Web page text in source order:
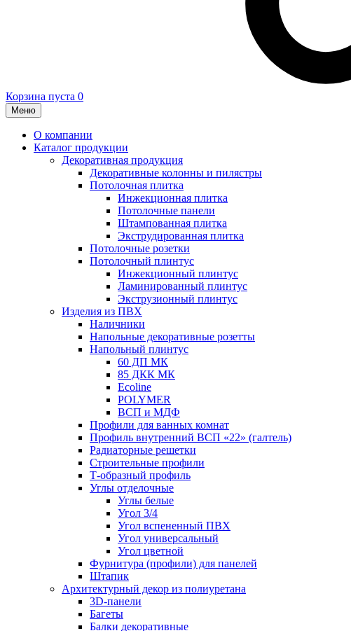
Корзина пуста 0
Меню
О компании
Каталог продукции
Декоративная продукция
Декоративные колонны и пилястры
Потолочная плитка
Инжекционная плитка
Потолочные панели
Штампованная плитка
Экструдированная плитка
Потолочные розетки
Потолочный плинтус
Инжекционный плинтус
Ламинированный плинтус
Экструзионный плинтус
Изделия из ПВХ
Наличники
Напольные декоративные розетты
Напольный плинтус
60 ДП МК
85 ДКК МК
Ecoline
POLYMER
ВСП и МДФ
Профили для ванных комнат
Профиль внутренний ВСП «22» (галтель)
Радиаторные решетки
Строительные профили
Т-образный профиль
Углы отделочные
Углы белые
Угол 3/4
Угол вспененный ПВХ
Угол универсальный
Угол цветной
Фурнитура (профили) для панелей
Штапик
Архитектурный декор из полиуретана
3D-панели
Багеты
Балки декоративные